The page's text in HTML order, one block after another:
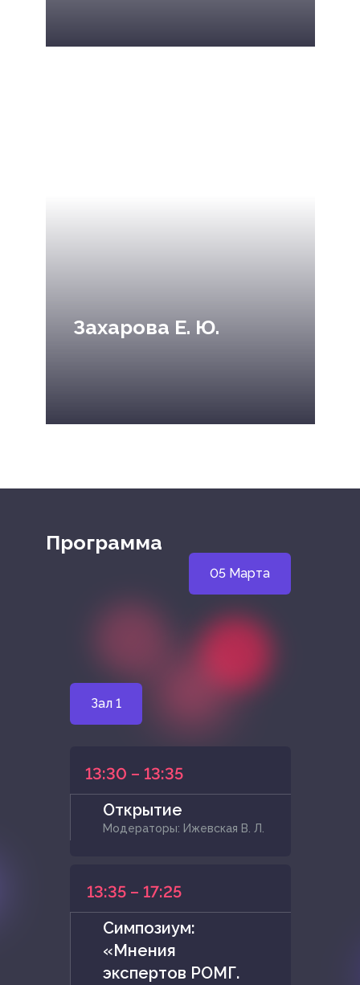
Захарова Е. Ю.
Программа
05 Марта
Зал 1
13:30 – 13:35
Открытие
Модераторы: Ижевская В. Л.
13:35 – 17:25
Симпозиум:
«Мнения
экспертов РОМГ.